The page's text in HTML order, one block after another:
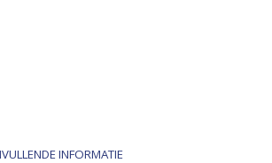
INFORMATIE